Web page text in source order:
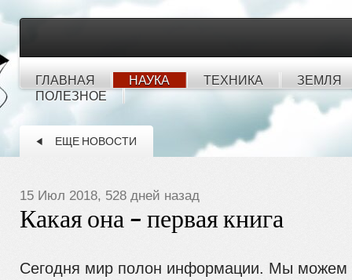
ГЛАВНАЯ НАУКА ТЕХНИКА
ЗЕМЛЯ
ПОЛЕЗНОЕ
ЕЩЕ НОВОСТИ
15 Июл 2018, 528 дней назад
Какая она – первая книга
Сегодня мир полон информации. Мы можем